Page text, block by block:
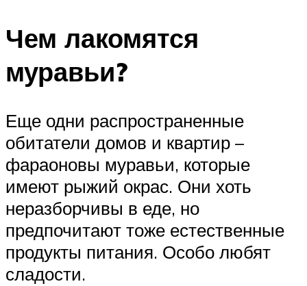
Чем лакомятся
муравьи?
Еще одни распространенные
обитатели домов и квартир –
фараоновы муравьи, которые
имеют рыжий окрас. Они хоть
неразборчивы в еде, но
предпочитают тоже естественные
продукты питания. Особо любят
сладости.